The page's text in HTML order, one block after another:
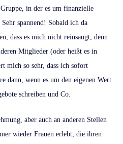
in der es um finanzielle
spannend! Sobald ich da
dass es mich nicht reinsaugt, denn
Mitglieder (oder heißt es in
mich so sehr, dass ich sofort
dann, wenn es um den eigenen Wert
schreiben und Co.
aber auch an anderen Stellen
wieder Frauen erlebt, die ihren